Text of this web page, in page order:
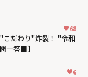
68
だわり"炸裂！ "令和
一答■】
6